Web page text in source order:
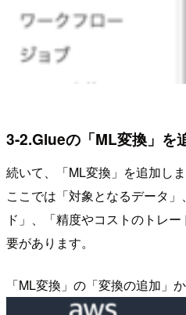
3-2.Glueの「ML変換」を
続いて、「ML変換」を追加しま
ここでは「対象となるデータ
ド」、「精度やコストのトレ
要があります。
「ML変換」の「変換の追加」